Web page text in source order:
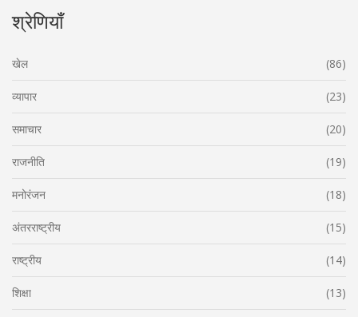
श्रेणियाँ
खेल (86)
व्यापार (23)
समाचार (20)
राजनीति (19)
मनोरंजन (18)
अंतरराष्ट्रीय (15)
राष्ट्रीय (14)
शिक्षा (13)